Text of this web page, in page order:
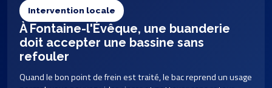
Intervention locale
À Fontaine-l'Évêque, une buanderie
doit accepter une bassine sans
refouler
Quand le bon point de frein est traité, le bac reprend un usage